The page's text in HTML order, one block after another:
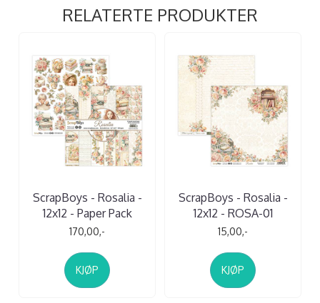
RELATERTE PRODUKTER
ScrapBoys - Rosalia -
12x12 - Paper Pack
170,00,-
KJØP
ScrapBoys - Rosalia -
12x12 - ROSA-01
15,00,-
KJØP